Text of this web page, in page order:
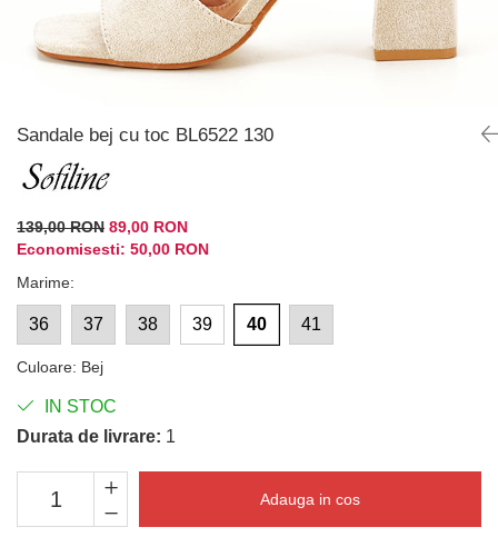
Sandale bej cu toc BL6522 130
139,00 RON 89,00 RON
Economisesti: 50,00 RON
Marime:
36 37 38 39 40 41
Culoare: Bej
IN STOC
Durata de livrare: 1
Adauga in cos